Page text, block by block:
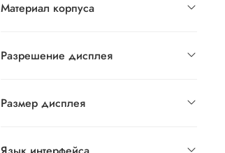
Материал корпуса
Разрешение дисплея
Размер дисплея